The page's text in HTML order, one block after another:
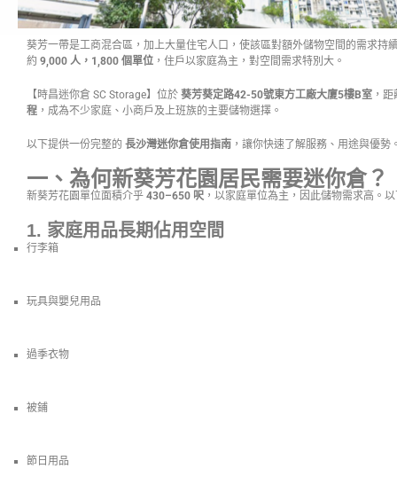
葵芳一帶是工商混合區，加上大量住宅人口，使該區對額外儲物空間的需求持
約 9,000 人，1,800 個單位 ，住戶以家庭為主，對空間需求特別大。
【時昌迷你倉 SC Storage】位於 葵芳葵定路42-50號東方工廠大廈5樓B室 ，
程 ，成為不少家庭、小商戶及上班族的主要儲物選擇。
以下提供一份完整的 長沙灣迷你倉使用指南 ，讓你快速了解服務、用途與優勢
一、為何新葵芳花園居民需要迷你倉？
新葵芳花園單位面積介乎 430–650 呎 ，以家庭單位為主，因此儲物需求高。
1. 家庭用品長期佔用空間
行李箱
玩具與嬰兒用品
過季衣物
被鋪
節日用品